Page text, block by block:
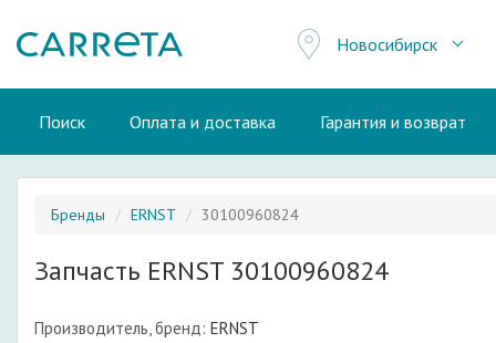
Новосибирск
Поиск Оплата и доставка Гарантия и возврат
Бренды ERNST 30100960824
Запчасть ERNST 30100960824
Производитель, бренд: ERNST